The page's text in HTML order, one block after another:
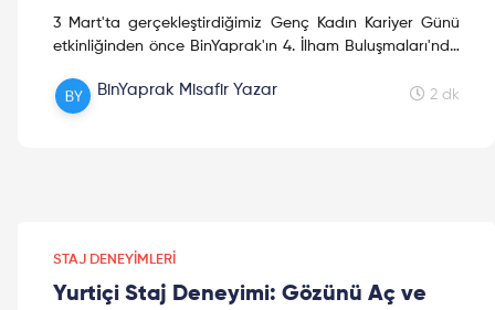
3 Mart'ta gerçekleştirdiğimiz Genç Kadın Kariyer Günü
etkinliğinden önce BinYaprak'ın 4. İlham Buluşmaları'nda
veren konuşmacılarımız ile bir araya geldik. Canlı
yayında bir araya geldiğimiz konuklarımız ile çeşitli
BinYaprak Misafir Yazar 2 dk
STAJ DENEYIMLERI
Yurtiçi Staj Deneyimi: Gözünü Aç ve